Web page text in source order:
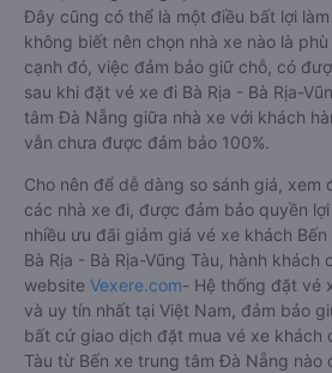
Đây cũng có thể là một điều bất lợi
không biết nên chọn nhà xe nào là
cạnh đó, việc đảm bảo giữ chỗ, có
sau khi đặt vé xe đi Bà Rịa - Bà Rịa-
tâm Đà Nẵng giữa nhà xe với khách
vẫn chưa được đảm bảo 100%.
Cho nên để dễ dàng so sánh giá, xem
các nhà xe đi, được đảm bảo quyền
nhiều ưu đãi giảm giá vé xe khách
Bà Rịa - Bà Rịa-Vũng Tàu, hành khách
website Vexere.com- Hệ thống đặt vé
và uy tín nhất tại Việt Nam, đảm bảo
bất cứ giao dịch đặt mua vé xe khách
Tàu từ Bến xe trung tâm Đà Nẵng nào